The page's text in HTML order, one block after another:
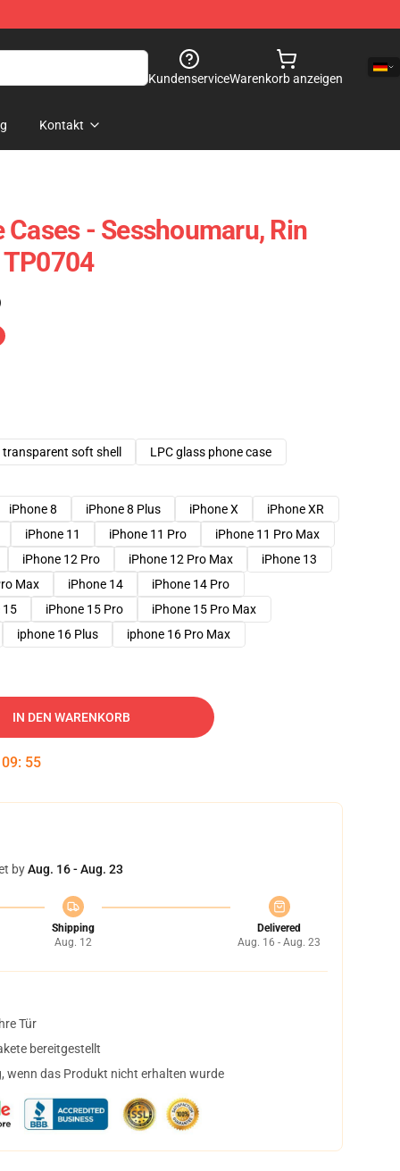
KundenserviceWarenkorb anzeigen
Kontakt
- Sesshoumaru, Rin
transparent soft shell
LPC glass phone case
iPhone 8 iPhone 8 Plus iPhone X
iPhone XR
iPhone 11 iPhone 11 Pro
iPhone 11 Pro Max
iPhone 12 Pro iPhone 12 Pro Max
iPhone 13
Max iPhone 14
iPhone 14 Pro
15 iPhone 15 Pro
iPhone 15 Pro Max
iphone 16 Plus iphone 16 Pro Max
IN DEN WARENKORB
09: 54
byAug. 16 - Aug. 23
Shipping
Aug. 12
Delivered
Aug. 16 - Aug. 23
Tür
bereitgestellt
wenn das Produkt nicht erhalten wurde